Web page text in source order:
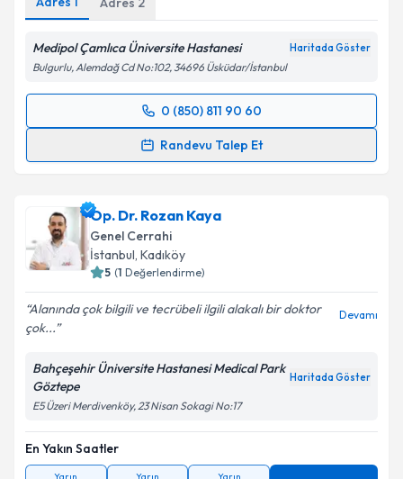
Medipol Çamlıca Üniversite Hastanesi Haritada Göster
Bulgurlu, Alemdağ Cd No:102, 34696 Üsküdar/İstanbul
0 (850) 811 90 60
Randevu Talep Et
Randevu Takvimi Talebi
takvim hazırlandığında e-posta ile bilgilendireceğiz.
E-posta Adresiniz
Metni
kapsamda işlenmesini kabul ediyorum.
Takvim Talebini Gönder
Op. Dr. Rozan Kaya
Genel Cerrahi
İstanbul, Kadıköy
5 (1 Değerlendirme)
Alanında çok bilgili ve tecrübeli ilgili alakalı bir doktor
çok...
Devamı
Bahçeşehir Üniversite Hastanesi Medical Park
Göztepe
Haritada Göster
E5 Üzeri Merdivenköy, 23 Nisan Sokagi No:17
En Yakın Saatler